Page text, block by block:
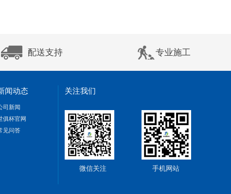
配送支持 专业施工
闻动态
司新闻
俱杯官网
见问答
关注我们
微信关注 手机网站